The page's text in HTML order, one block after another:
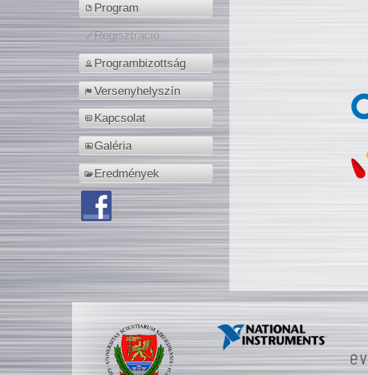
Program
Regisztráció
Programbizottság
Versenyhelyszín
Kapcsolat
Galéria
Eredmények